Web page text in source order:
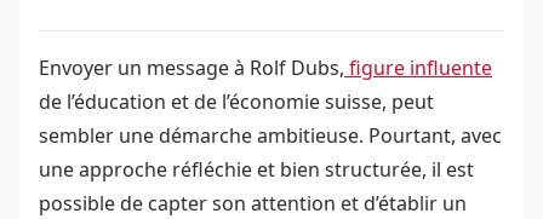
Envoyer un message à Rolf Dubs, figure influente
de l’éducation et de l’économie suisse, peut
sembler une démarche ambitieuse. Pourtant, avec
une approche réfléchie et bien structurée, il est
possible de capter son attention et d’établir un